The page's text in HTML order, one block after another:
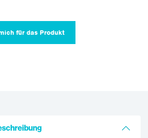
für das Produkt